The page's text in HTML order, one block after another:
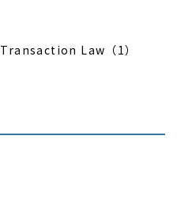
Law（1）